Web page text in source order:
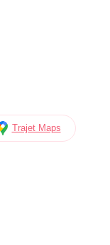
Trajet Maps